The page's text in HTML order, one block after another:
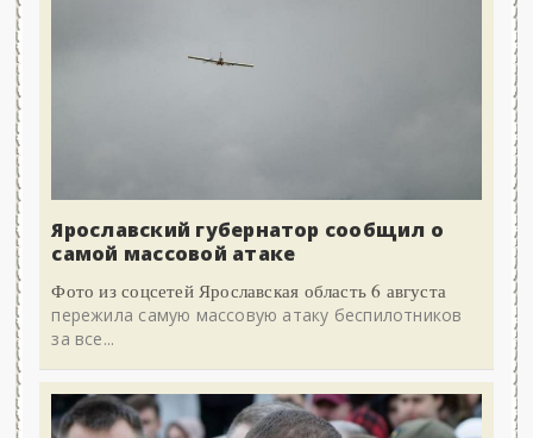
Ярославский губернатор сообщил о
самой массовой атаке
Фото из соцсетей Ярославская область 6 августа
пережила самую массовую атаку беспилотников
за все...